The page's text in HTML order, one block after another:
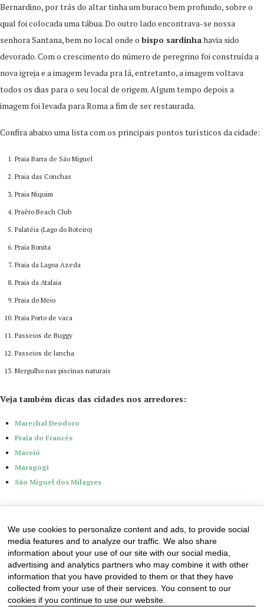
Bernardino, por trás do altar tinha um buraco bem profundo, sobre o
qual foi colocada uma tábua. Do outro lado encontrava-se nossa
senhora Santana, bem no local onde o bispo sardinhahavia sido
devorado. Com o crescimento do número de peregrino foi construída a
nova igreja e a imagem levada pra lá, entretanto, a imagem voltava
todos os dias para o seu local de origem. Algum tempo depois a
imagem foi levada para Roma a fim de ser restaurada.
Confira abaixo uma lista com os principais pontos turísticos da cidade:
Praia Barra de São Miguel
Praia das Conchas
Praia Niquim
Praêro Beach Club
Palatéia (Lago do Roteiro)
Praia Bonita
Praia da Lagoa Azeda
Praia da Atalaia
Praia do Meio
Praia Porto de vaca
Passeios de Buggy
Passeios de lancha
Mergulho nas piscinas naturais
Veja também dicas das cidades nos arredores:
Marechal Deodoro
Praia do Francês
Maceió
Maragogi
São Miguel dos Milagres
We use cookies to personalize content and ads, to provide social
media features and to analyze our traffic. We also share
information about your use of our site with our social media,
advertising and analytics partners who may combine it with other
information that you have provided to them or that they have
collected from your use of their services. You consent to our
cookies if you continue to use our website.